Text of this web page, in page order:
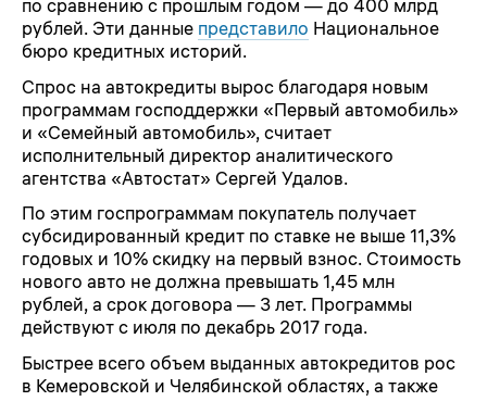
по сравнению с прошлым годом — до 400 млрд
рублей. Эти данные представило Национальное
бюро кредитных историй.
Спрос на автокредиты вырос благодаря новым
программам господдержки «Первый автомобиль»
и «Семейный автомобиль», считает
исполнительный директор аналитического
агентства «Автостат» Сергей Удалов.
По этим госпрограммам покупатель получает
субсидированный кредит по ставке не выше 11,3%
годовых и 10% скидку на первый взнос. Стоимость
нового авто не должна превышать 1,45 млн
рублей, а срок договора — 3 лет. Программы
действуют с июля по декабрь 2017 года.
Быстрее всего объем выданных автокредитов рос
в Кемеровской и Челябинской областях, а также